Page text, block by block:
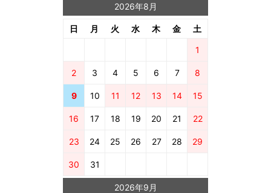
2026年8月
日 月 火 水 木 金 土
1
2 3 4 5 6 7 8
9 10 11 12 13 14 15
16 17 18 19 20 21 22
23 24 25 26 27 28 29
30 31
2026年9月